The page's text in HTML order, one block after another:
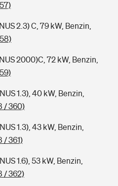
2.3) C, 79 kW, Benzin,
2000)C, 72 kW, Benzin,
1.3), 40 kW, Benzin,
/ 360)
1.3), 43 kW, Benzin,
/ 361)
1.6), 53 kW, Benzin,
/ 362)